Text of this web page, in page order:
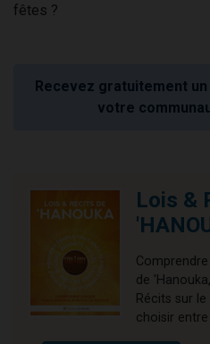
fêtes ?
Recevez gratuitement
votre
Lois &
de
Récits sur
choisir entre